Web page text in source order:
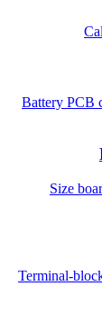
Battery PCB
Size
Terminal-